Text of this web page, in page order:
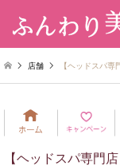
店舗 【ヘッドスパ専
【ヘッドスパ専門